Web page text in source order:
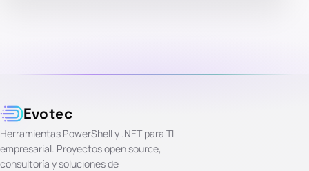
Evotec
Herramientas PowerShell y .NET para TI
empresarial. Proyectos open source,
consultoría y soluciones de